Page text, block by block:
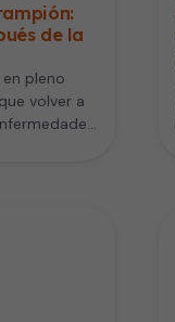
de la
pleno
volver a